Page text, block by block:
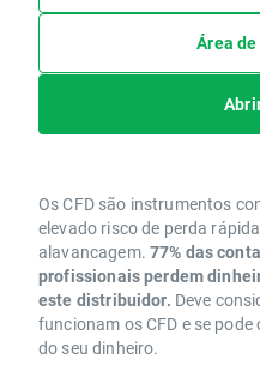
Área
Os CFD são instrumentos
elevado risco de perda
alavancagem. 77% das
profissionais perdem
este distribuidor. Deve
funcionam os CFD e se
do seu dinheiro.